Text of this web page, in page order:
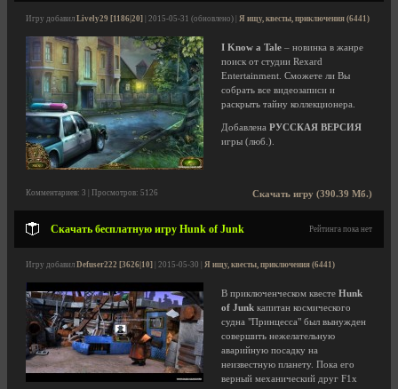
Игру добавил Lively29 [1186|20] | 2015-05-31 (обновлено) | Я ищу, квесты, приключения (6441)
I Know a Tale – новинка в жанре
поиск от студии Rexard
Entertainment. Сможете ли Вы
собрать все видеозаписи и
раскрыть тайну коллекционера.
Добавлена РУССКАЯ ВЕРСИЯ
игры (люб.).
Скачать игру (390.39 Мб.)
Комментариев: 3 | Просмотров: 5126
Скачать бесплатную игру Hunk of Junk Рейтинга пока нет
Игру добавил Defuser222 [3626|10] | 2015-05-30 | Я ищу, квесты, приключения (6441)
В приключенческом квесте Hunk
of Junk капитан космического
судна "Принцесса" был вынужден
совершить нежелательную
аварийную посадку на
неизвестную планету. Пока его
верный механический друг F1x